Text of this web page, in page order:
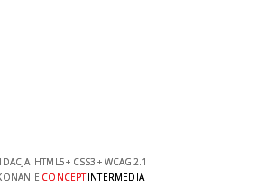
HTML5+ CSS3 + WCAG 2.1
CONCEPTINTERMEDIA